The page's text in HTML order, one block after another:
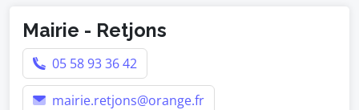
Mairie - Retjons
05 58 93 36 42
mairie.retjons@orange.fr